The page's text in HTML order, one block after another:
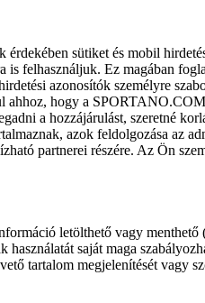
sütiket és mobil
is felhasználjuk. Ez magában
azonosítók személyre
hogy a
a hozzájárulást, szeretné
azok feldolgozása az
partnerei részére. Az Ön
letölthető vagy
saját maga
tartalom megjelenítését vagy